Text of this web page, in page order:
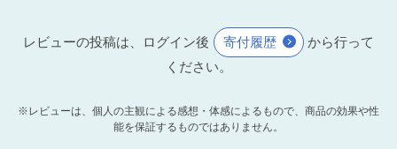
レビューの投稿は、ログイン後 寄付履歴
から行って
ください。
※レビューは、個人の主観による感想・体感によるもので、商品の効果や性
能を保証するものではありません。